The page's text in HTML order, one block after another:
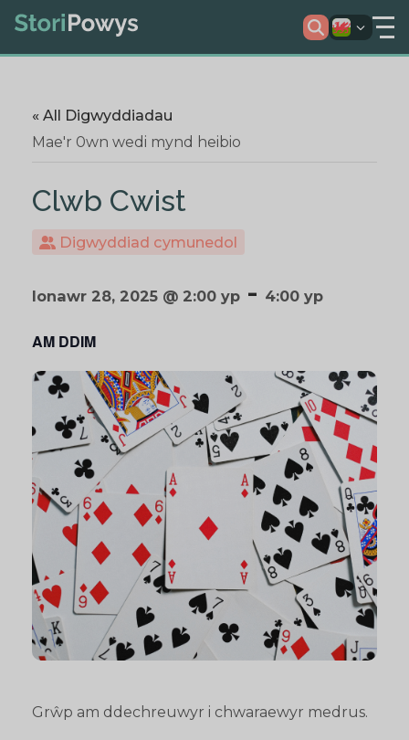
« All Digwyddiadau
Mae'r 0wn wedi mynd heibio
Clwb Cwist
Digwyddiad cymunedol
Ionawr 28, 2025 @ 2:00 yp - 4:00 yp
AM DDIM
Grŵp am ddechreuwyr i chwaraewyr medrus.